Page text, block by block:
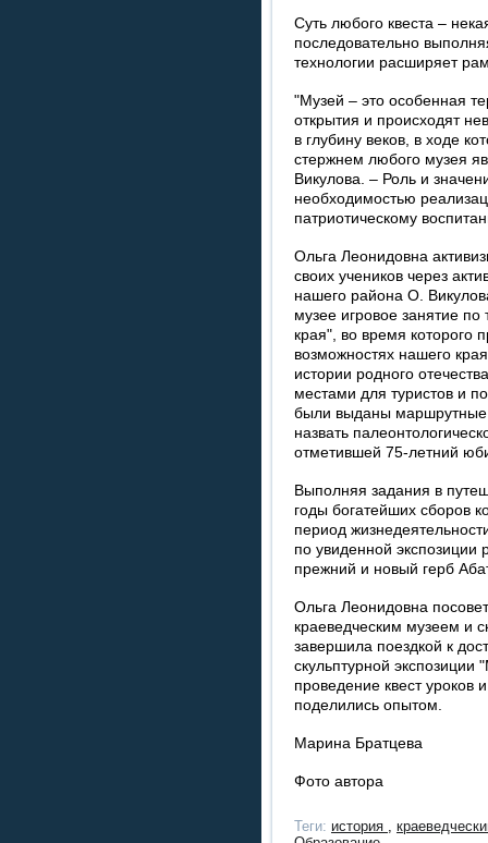
Суть любого квеста –
последовательно
технологии расширяет
"Музей – это особенная
открытия и происходят
в глубину веков, в ходе
стержнем любого музея
Викулова. – Роль и
необходимостью
патриотическому
Ольга Леонидовна
своих учеников через
нашего района О.
музее игровое занятие
края", во время которого
возможностях нашего
истории родного
местами для туристов и
были выданы маршрутные
назвать
отметившей 75-летний
Выполняя задания в
годы богатейших сборов
период
по увиденной экспозиции
прежний и новый герб
Ольга Леонидовна
краеведческим музеем и
завершила поездкой к
скульптурной
проведение квест уроков
поделились опытом.
Марина Братцева
Фото автора
Теги: история ,